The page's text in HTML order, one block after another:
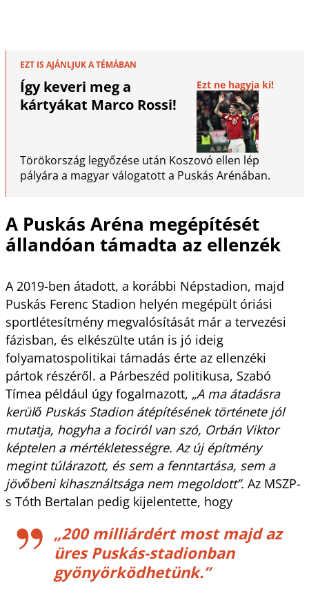
EZT IS AJÁNLJUK A TÉMÁBAN
Így keveri meg a
kártyákat Marco Rossi!
Ezt ne hagyja ki!
Törökország legyőzése után Koszovó ellen lép
pályára a magyar válogatott a Puskás Arénában.
A Puskás Aréna megépítését
állandóan támadta az ellenzék
A 2019-ben átadott, a korábbi Népstadion, majd
Puskás Ferenc Stadion helyén megépült óriási
sportlétesítmény megvalósítását már a tervezési
fázisban, és elkészülte után is jó ideig
folyamatospolitikai támadás érte az ellenzéki
pártok részéről. a Párbeszéd politikusa, Szabó
Tímea például úgy fogalmazott, „A ma átadásra
kerülő Puskás Stadion átépítésének története jól
mutatja, hogyha a fociról van szó, Orbán Viktor
képtelen a mértékletességre. Az új építmény
megint túlárazott, és sem a fenntartása, sem a
jövőbeni kihasználtsága nem megoldott”. Az MSZP-
s Tóth Bertalan pedig kijelentette, hogy
„200 milliárdért most majd az
üres Puskás-stadionban
gyönyörködhetünk.”